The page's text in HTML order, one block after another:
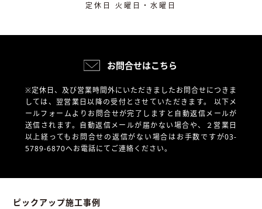
定休日 火曜日・水曜日
お問合せはこちら
※定休日、及び営業時間外にいただきましたお問合せにつきま
しては、翌営業日以降の受付とさせていただきます。 以下メ
ールフォームよりお問合せが完了しますと自動返信メールが
送信されます。自動返信メールが届かない場合や、
２営業日
以上経ってもお問合せの返信がない場合はお手数ですが03-
5789-6870へお電話にてご連絡ください。
ピックアップ施工事例